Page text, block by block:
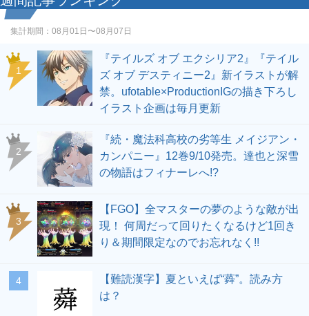
集計期間： 08月01日〜08月07日
1
『テイルズ オブ エクシリア2』『テイル
ズ オブ デスティニー2』新イラストが解
禁。ufotable×ProductionIGの描き下ろし
イラスト企画は毎月更新
2
『続・魔法科高校の劣等生 メイジアン・
カンパニー』12巻9/10発売。達也と深雪
の物語はフィナーレへ!?
3
【FGO】全マスターの夢のような敵が出
現！ 何周だって回りたくなるけど1回き
り＆期間限定なのでお忘れなく!!
4
【難読漢字】夏といえば“蕣”。読み方
は？